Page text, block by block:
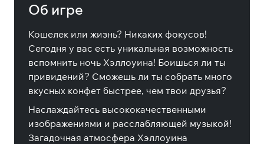
Об игре
Кошелек или жизнь? Никаких фокусов!
Сегодня у вас есть уникальная возможность
вспомнить ночь Хэллоуина! Боишься ли ты
привидений? Сможешь ли ты собрать много
вкусных конфет быстрее, чем твои друзья?
Наслаждайтесь высококачественными
изображениями и расслабляющей музыкой!
Загадочная атмосфера Хэллоуина